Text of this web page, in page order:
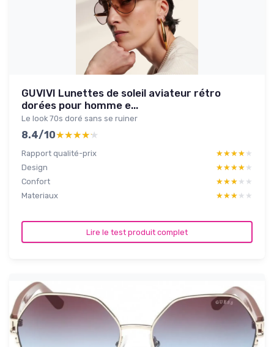
GUVIVI Lunettes de soleil aviateur rétro
dorées pour homme e...
Le look 70s doré sans se ruiner
8.4/10★★★★★
★★★★★
Rapport qualité-prix ★★★★★
★★★★★
Design
★★★★★
★★★★★
Confort
★★★★★
★★★★★
Materiaux
★★★★★
★★★★★
Lire le test produit complet